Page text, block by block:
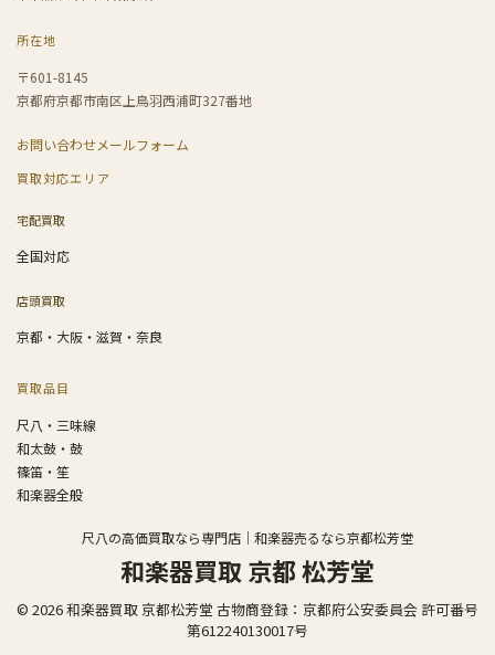
所在地
〒601-8145
京都府京都市南区上鳥羽西浦町327番地
お問い合わせメールフォーム
買取対応エリア
宅配買取
全国対応
店頭買取
京都・大阪・滋賀・奈良
買取品目
尺八・三味線
和太鼓・鼓
篠笛・笙
和楽器全般
尺八の高価買取なら専門店｜和楽器売るなら京都松芳堂
和楽器買取 京都 松芳堂
© 2026 和楽器買取 京都松芳堂 古物商登録：京都府公安委員会 許可番号
第612240130017号